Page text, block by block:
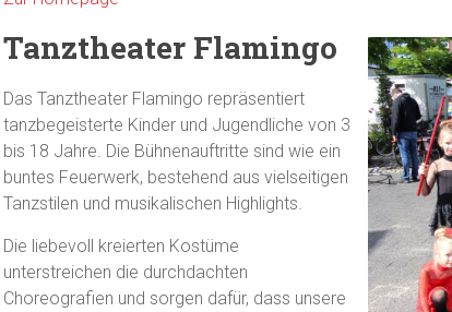
Tanztheater Flamingo
Das Tanztheater Flamingo repräsentiert
tanzbegeisterte Kinder und Jugendliche von 3
bis 18 Jahre. Die Bühnenauftritte sind wie ein
buntes Feuerwerk, bestehend aus vielseitigen
Tanzstilen und musikalischen Highlights.
Die liebevoll kreierten Kostüme
unterstreichen die durchdachten
Choreografien und sorgen dafür, dass unsere